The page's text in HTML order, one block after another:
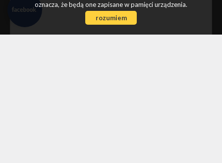
oznacza, że będą one zapisane w pamięci urządzenia.
rozumiem